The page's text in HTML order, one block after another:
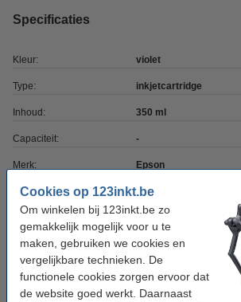
Cookies op 123inkt.be
Om winkelen bij 123inkt.be zo
gemakkelijk mogelijk voor u te
maken, gebruiken we cookies en
vergelijkbare technieken. De
functionele cookies zorgen ervoor dat
de website goed werkt. Daarnaast
Specificaties
Kleur: violet
Type: inkjetcartridge
Inhoud: 350 ml
Capaciteit: -
Merk: Epson
EAN-code: 8715946668857
Nummer: C13T44QD40